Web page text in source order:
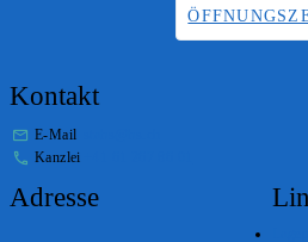
Kontakt
E-Mail
Kanzlei
Adresse